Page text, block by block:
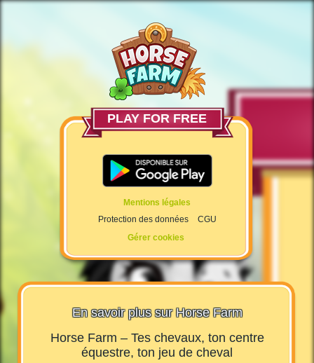
PLAY FOR FREE
Mentions légales
Protection des données
CGU
Gérer cookies
En savoir plus sur Horse Farm
Horse Farm – Tes chevaux, ton centre
équestre, ton jeu de cheval